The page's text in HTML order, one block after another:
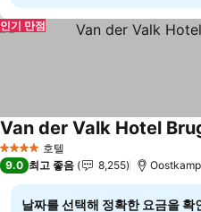
인기 만점
4 성급 호텔
Van der Valk Hotel
9.0 최고 좋음 8,255 Oostkamp
날짜를 선택해 정확한 요금을 확